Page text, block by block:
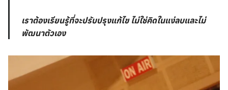
เราต้องเรียนรู้ที่จะปรับปรุงแก้ไข ไม่ใช่คิดในแง่ลบและไม่
พัฒนาตัวเอง